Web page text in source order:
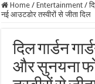
Home / Entertainment /
नई आउटडोर तस्वीरों से जीता दिल
दिल गार्डन
और सुनयना